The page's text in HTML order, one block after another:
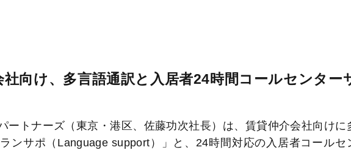
向け、多言語通訳と入居者24時間コールセンター
ートナーズ（東京・港区、佐藤功次社長）は、賃貸仲介会社向けに
ンサポ（Language support）」と、24時間対応の入居者コールセ